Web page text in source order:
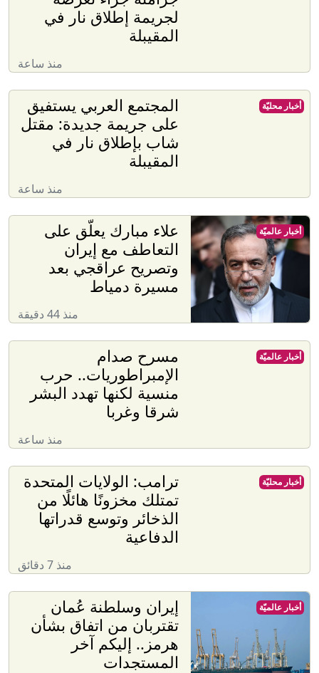
لجريمة إطلاق نار في
المقيبلة
منذ ساعة
المجتمع العربي يستفيق
على جريمة جديدة: مقتل
شاب بإطلاق نار في
المقيبلة
منذ ساعة
أخبار محليّة
علاء مبارك يعلّق على
التعاطف مع إيران
وتصريح عراقجي بعد
مسيرة دمياط
منذ 44 دقيقة
أخبار عالميّة
مسرح صدام
الإمبراطوريات.. حرب
منسية لكنها تهدد البشر
شرقا وغربا
منذ ساعة
أخبار عالميّة
ترامب: الولايات المتحدة
تمتلك مخزونًا هائلًا من
الذخائر وتوسع قدراتها
الدفاعية
منذ 7 دقائق
أخبار محليّة
إيران وسلطنة عُمان
تقتربان من اتفاق بشأن
هرمز.. إليكم آخر
المستجدات
أخبار عالميّة